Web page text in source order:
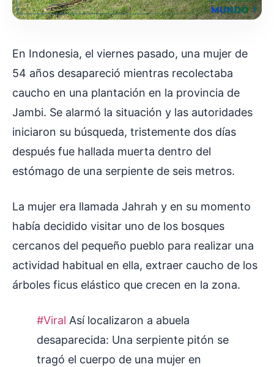
En Indonesia, el viernes pasado, una mujer de
54 años desapareció mientras recolectaba
caucho en una plantación en la provincia de
Jambi. Se alarmó la situación y las autoridades
iniciaron su búsqueda, tristemente dos días
después fue hallada muerta dentro del
estómago de una serpiente de seis metros.
La mujer era llamada Jahrah y en su momento
había decidido visitar uno de los bosques
cercanos del pequeño pueblo para realizar una
actividad habitual en ella, extraer caucho de los
árboles ficus elástico que crecen en la zona.
#Viral Así localizaron a abuela
desaparecida: Una serpiente pitón se
tragó el cuerpo de una mujer en